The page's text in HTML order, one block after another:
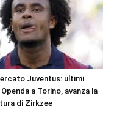
Juventus: ultimi
a Torino, avanza la
di Zirkzee